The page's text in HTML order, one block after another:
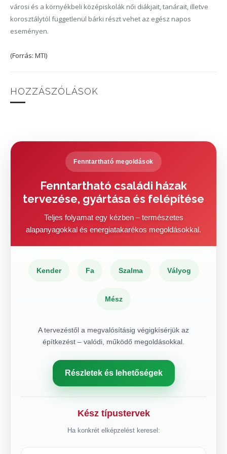
városi és a környékbeli középiskolák női diákjait, tanárait, illetve
korosztálytól függetlenül bárki részt vehet az egész napos
eseményen.
(Forrás: MTI)
HOZZÁSZÓLÁSOK
Fenntartható megoldások
Fenntartható családi házak
tervezése, gyártása és felépítése
Teljes folyamat egy kézben – természetes
alapanyagokkal és energiatakarékos megoldásokkal.
Kender Fa Szalma Vályog
Mész
A tervezéstől a megvalósításig végigkísérjük az
építkezést – valódi, működő megoldásokkal.
Részletek és lehetőségek
Kész típustervek
Ha konkrét elképzelést keresel: